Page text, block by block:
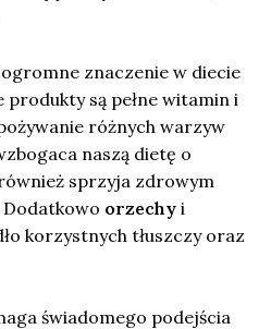
znaczenie w diecie
są pełne witamin i
różnych warzyw
naszą dietę o
sprzyja zdrowym
orzechy i
korzystnych tłuszczy oraz
świadomego podejścia